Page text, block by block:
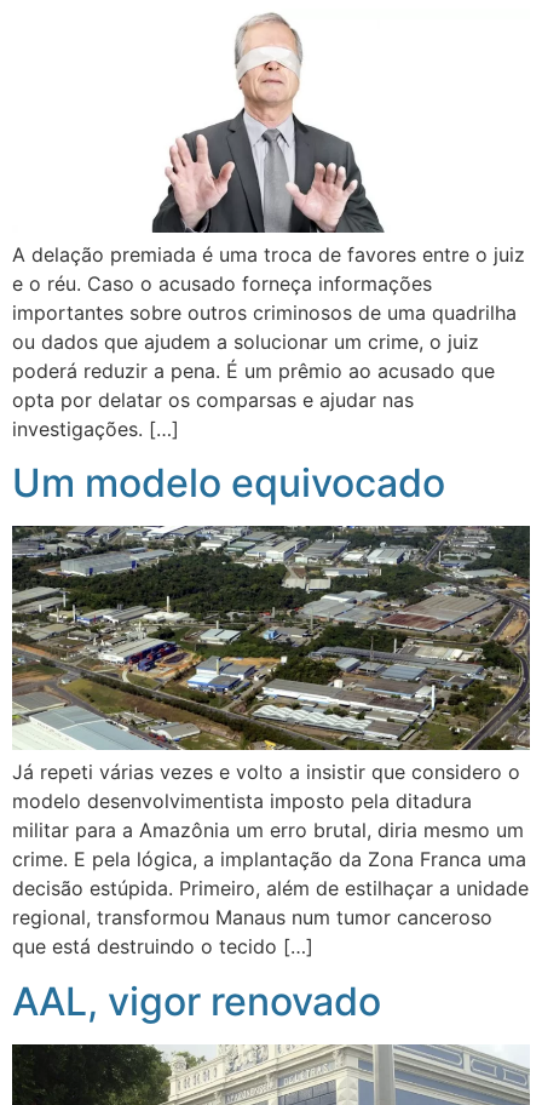
A delação premiada é uma troca de favores entre o juiz
e o réu. Caso o acusado forneça informações
importantes sobre outros criminosos de uma quadrilha
ou dados que ajudem a solucionar um crime, o juiz
poderá reduzir a pena. É um prêmio ao acusado que
opta por delatar os comparsas e ajudar nas
investigações. […]
Um modelo equivocado
Já repeti várias vezes e volto a insistir que considero o
modelo desenvolvimentista imposto pela ditadura
militar para a Amazônia um erro brutal, diria mesmo um
crime. E pela lógica, a implantação da Zona Franca uma
decisão estúpida. Primeiro, além de estilhaçar a unidade
regional, transformou Manaus num tumor canceroso
que está destruindo o tecido […]
AAL, vigor renovado